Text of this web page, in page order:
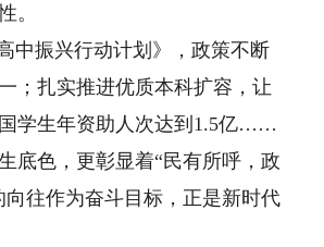
。
振兴行动计划》，政策不断
；扎实推进优质本科扩容，让
学生年资助人次达到1.5亿……
色，更彰显着“民有所呼，政
往作为奋斗目标，正是新时代